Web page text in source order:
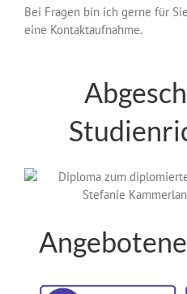
Bei Fragen bin ich gerne für
eine Kontaktaufnahme.